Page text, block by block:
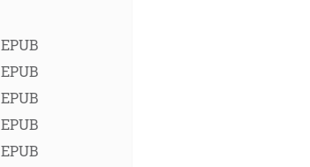
EPUB
EPUB
EPUB
EPUB
EPUB